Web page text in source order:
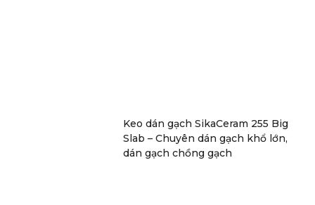
Keo dán gạch SikaCeram 255 Big
Slab – Chuyên dán gạch khổ lớn,
dán gạch chồng gạch